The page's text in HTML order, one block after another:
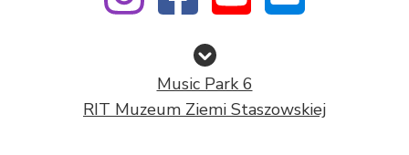
Music Park 6
RIT Muzeum Ziemi Staszowskiej